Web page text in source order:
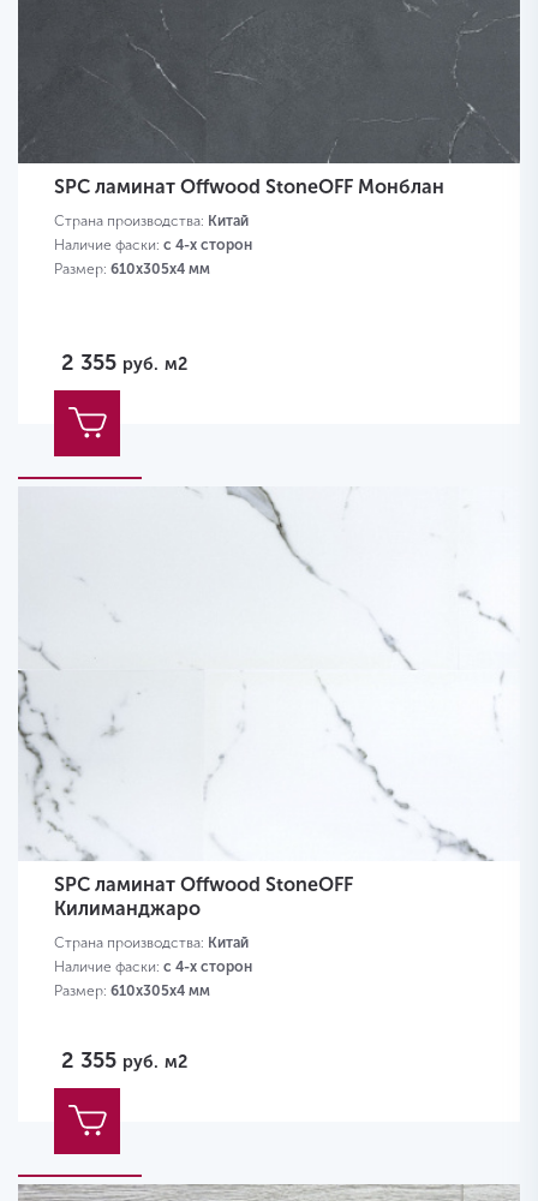
SPC ламинат Offwood StoneOFF Монблан
Страна производства: Китай
Наличие фаски: с 4-х сторон
Размер: 610х305х4 мм
2 355 руб. м2
SPC ламинат Offwood StoneOFF
Килиманджаро
Страна производства: Китай
Наличие фаски: с 4-х сторон
Размер: 610х305х4 мм
2 355 руб. м2